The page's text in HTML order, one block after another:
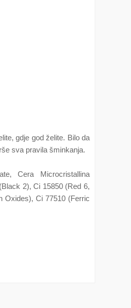
gdje god želite. Bilo da
sva pravila šminkanja.
Cera Microcristallina
2), Ci 15850 (Red 6,
Oxides), Ci 77510 (Ferric